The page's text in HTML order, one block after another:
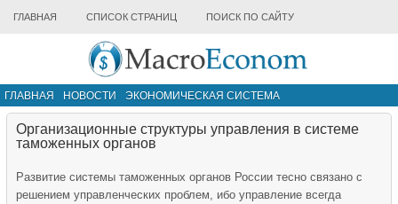
ГЛАВНАЯ СПИСОК СТРАНИЦ ПОИСК ПО САЙТУ
ГЛАВНАЯ НОВОСТИ
ЭКОНОМИЧЕСКАЯ СИСТЕМА
ИНФРАСТРУКТУРА РЫНКА
Организационные структуры управления в системе
таможенных органов
Развитие системы таможенных органов России тесно связано с
решением управленческих проблем, ибо управление всегда